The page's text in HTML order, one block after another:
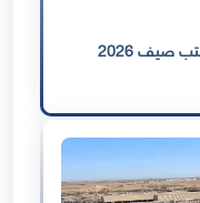
كهرباء عدن تحت مقصلة «العجز»: هل يكتب صيف 2026